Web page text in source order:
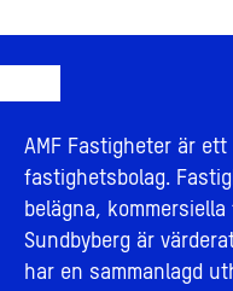
AMF Fastigheter är
fastighetsbolag.
belägna,
Sundbyberg är
har en sammanlagd